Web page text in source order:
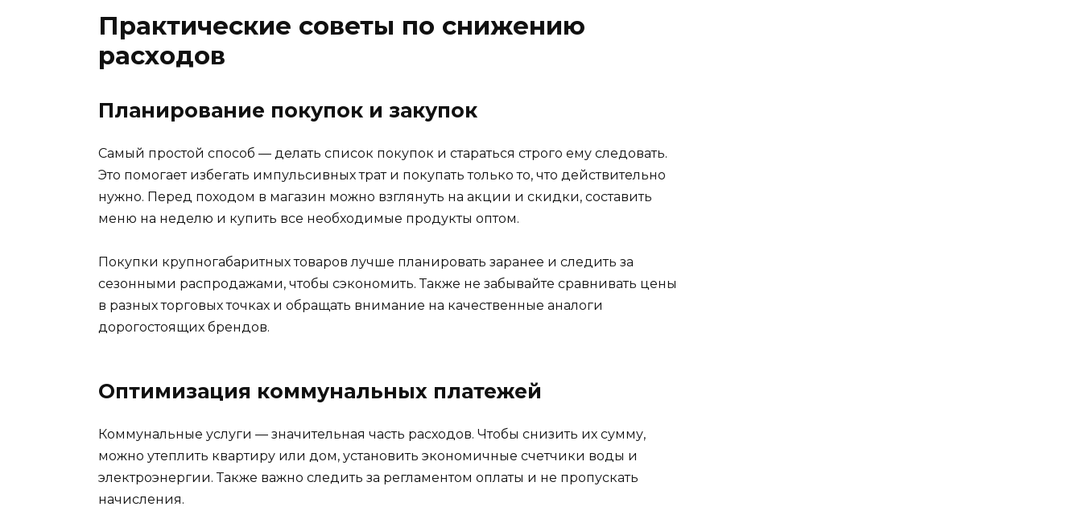
Практические советы по снижению
расходов
Планирование покупок и закупок
Самый простой способ — делать список покупок и стараться строго ему следовать.
Это помогает избегать импульсивных трат и покупать только то, что действительно
нужно. Перед походом в магазин можно взглянуть на акции и скидки, составить
меню на неделю и купить все необходимые продукты оптом.
Покупки крупногабаритных товаров лучше планировать заранее и следить за
сезонными распродажами, чтобы сэкономить. Также не забывайте сравнивать цены
в разных торговых точках и обращать внимание на качественные аналоги
дорогостоящих брендов.
Оптимизация коммунальных платежей
Коммунальные услуги — значительная часть расходов. Чтобы снизить их сумму,
можно утеплить квартиру или дом, установить экономичные счетчики воды и
электроэнергии. Также важно следить за регламентом оплаты и не пропускать
начисления.